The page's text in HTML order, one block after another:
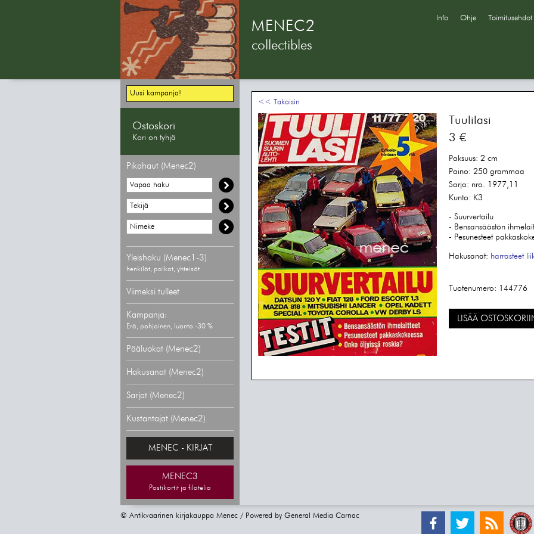
MENEC2
collectibles
Info Ohje Toimitusehdot
Uusi kampanja!
Ostoskori
Kori on tyhjä
Pikahaut (Menec2)
Yleishaku (Menec1-3)
henkilöt, paikat, yhteisöt
Viimeksi tulleet
Kampanja:
Erä, pohjoinen, luonto -30 %
Pääluokat (Menec2)
Hakusanat (Menec2)
Sarjat (Menec2)
Kustantajat (Menec2)
MENEC - KIRJAT
MENEC3
Postikortit ja filatelia
<< Takaisin
Tuulilasi
3 €
Paksuus: 2 cm
Paino: 250 grammaa
Sarja: nro. 1977,11
Kunto: K3
- Suurvertailu
- Bensansäästön
- Pesunesteet
Hakusanat: harrasteet
Tuotenumero: 144776
LISÄÄ
© Antikvaarinen kirjakauppa Menec / Powered by General Media Carnac